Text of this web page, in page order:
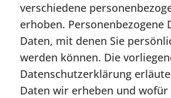
verschiedene
erhoben. Personenbezogene
Daten, mit denen Sie
werden können. Die
Datenschutzerklärung
Daten wir erheben und